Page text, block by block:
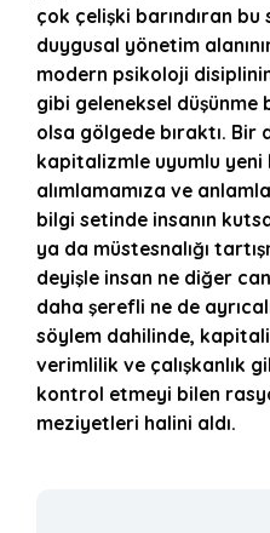
çok çelişki barındıran bu
duygusal yönetim
modern psikoloji
gibi geleneksel
olsa gölgede bıraktı. Bir
kapitalizmle uyumlu
alımlamamıza ve
bilgi setinde insanın
ya da müstesnalığı tart
deyişle insan ne diğer
daha şerefli ne de ayrıcal
söylem dahilinde,
verimlilik ve çalışkanlık
kontrol etmeyi bilen
meziyetleri halini aldı.